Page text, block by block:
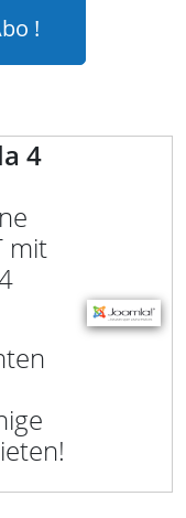
!
4
mit